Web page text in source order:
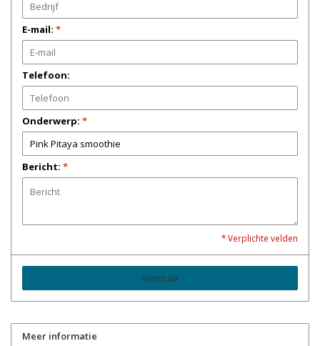
E-mail: *
Telefoon:
Onderwerp: *
Bericht: *
* Verplichte velden
Verstuur
Meer informatie